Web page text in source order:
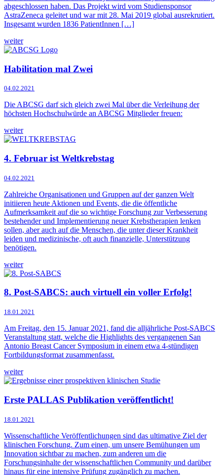
abgeschlossen haben. Das Projekt wird vom Studiensponsor
AstraZeneca geleitet und war mit 28. Mai 2019 global ausrekrutiert.
Insgesamt wurden 1836 PatientInnen […]
weiter
Habilitation mal Zwei
04.02.2021
Die ABCSG darf sich gleich zwei Mal über die Verleihung der
höchsten Hochschulwürde an ABCSG Mitglieder freuen:
weiter
4. Februar ist Weltkrebstag
04.02.2021
Zahlreiche Organisationen und Gruppen auf der ganzen Welt
initiieren heute Aktionen und Events, die die öffentliche
Aufmerksamkeit auf die so wichtige Forschung zur Verbesserung
bestehender und Implementierung neuer Krebstherapien lenken
sollen, aber auch auf die Menschen, die unter dieser Krankheit
leiden und medizinische, oft auch finanzielle, Unterstützung
benötigen.
weiter
8. Post-SABCS: auch virtuell ein voller Erfolg!
18.01.2021
Am Freitag, den 15. Januar 2021, fand die alljährliche Post-SABCS
Veranstaltung statt, welche die Highlights des vergangenen San
Antonio Breast Cancer Symposium in einem etwa 4-stündigen
Fortbildungsformat zusammenfasst.
weiter
Erste PALLAS Publikation veröffentlicht!
18.01.2021
Wissenschaftliche Veröffentlichungen sind das ultimative Ziel der
klinischen Forschung. Zum einen, um unsere Bemühungen um
Innovation sichtbar zu machen, zum anderen um die
Forschungsinhalte der wissenschaftlichen Community und darüber
hinaus für eine intensive Prüfung zugänglich zu machen.